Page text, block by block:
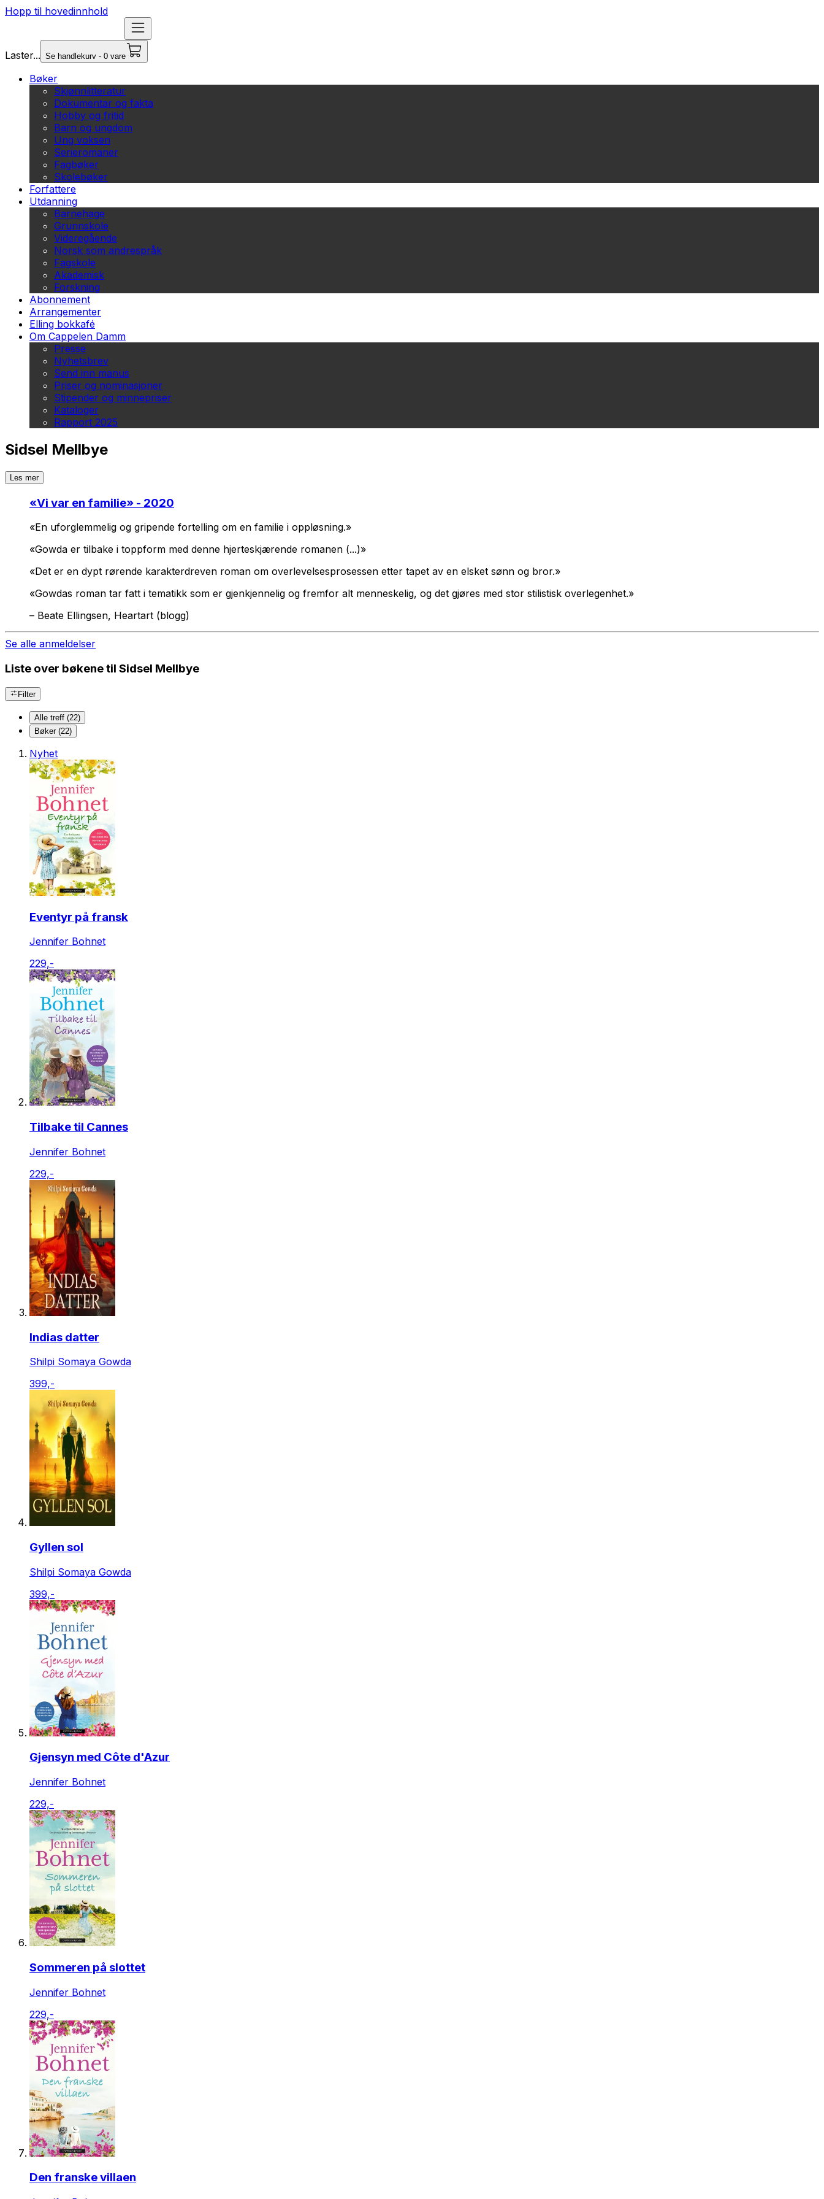
Hopp til hovedinnhold
Laster... Se handlekurv - 0 vare
Bøker
Skjønnlitteratur
Dokumentar og fakta
Hobby og fritid
Barn og ungdom
Ung voksen
Serieromaner
Fagbøker
Skolebøker
Forfattere
Utdanning
Barnehage
Grunnskole
Videregående
Norsk som andrespråk
Fagskole
Akademisk
Forskning
Abonnement
Arrangementer
Elling bokkafé
Om Cappelen Damm
Presse
Nyhetsbrev
Send inn manus
Priser og nominasjoner
Stipender og minnepriser
Kataloger
Rapport 2025
Sidsel Mellbye
Les mer
«Vi var en familie» - 2020
«En uforglemmelig og gripende fortelling om en familie i oppløsning.»
«Gowda er tilbake i toppform med denne hjerteskjærende romanen (...)»
«Det er en dypt rørende karakterdreven roman om overlevelsesprosessen etter tapet av en elsket sønn og bror.»
«Gowdas roman tar fatt i tematikk som er gjenkjennelig og fremfor alt menneskelig, og det gjøres med stor stilistisk overlegenhet.»
– Beate Ellingsen, Heartart (blogg)
Se alle anmeldelser
Liste over bøkene til Sidsel Mellbye
Filter
Alle treff (22)
Bøker (22)
Nyhet
Eventyr på fransk
Jennifer Bohnet
229,-
Tilbake til Cannes
Jennifer Bohnet
229,-
Indias datter
Shilpi Somaya Gowda
399,-
Gyllen sol
Shilpi Somaya Gowda
399,-
Gjensyn med Côte d'Azur
Jennifer Bohnet
229,-
Sommeren på slottet
Jennifer Bohnet
229,-
Den franske villaen